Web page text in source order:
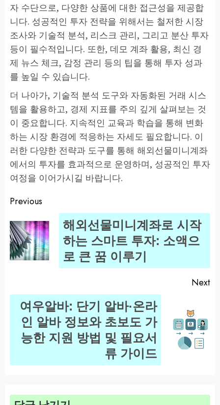
자 수단으로, 다양한 상품에 대한 접근성을 제공합
니다. 성공적인 투자 전략을 위해서는 철저한 시장
조사와 기술적 분석, 리스크 관리, 그리고 분산 투자
등이 필수적입니다. 또한, 데모 계좌 활용, 최신 경
제 뉴스 체크, 감정 관리 등의 팁을 통해 투자 성과
를 높일 수 있습니다.
더 나아가, 기술적 분석 도구와 자동화된 거래 시스
템을 활용하고, 경제 지표를 주의 깊게 살펴보는 것
이 중요합니다. 지속적인 교육과 학습을 통해 변화
하는 시장 환경에 적응하는 자세도 필요합니다. 이
러한 다양한 전략과 도구를 통해 해외선물미니계좌
에서의 투자를 효과적으로 운영하며, 성공적인 투자
여정을 이어가시길 바랍니다.
Post
navigation
Previous
해외선물미니계좌로 시작
하는 스마트 투자: 소액으
로 큰 꿈 이루기
Next
Next
post:
여우알바: 단기 알바·온라
인 알바 정보와 초보도 가
능한 지원 방법 및 필요서
류 가이드